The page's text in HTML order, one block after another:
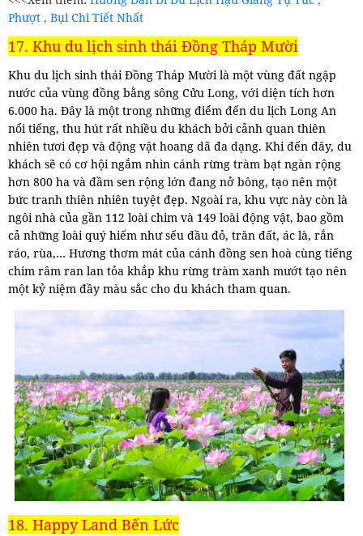
Phượt , Bụi Chi Tiết Nhất
17. Khu du lịch sinh thái Đồng Tháp Mười
Khu du lịch sinh thái Đồng Tháp Mười là một vùng đất ngập
nước của vùng đồng bằng sông Cửu Long, với diện tích hơn
6.000 ha. Đây là một trong những điểm đến du lịch Long An
nổi tiếng, thu hút rất nhiều du khách bởi cảnh quan thiên
nhiên tươi đẹp và động vật hoang dã đa dạng. Khi đến đây, du
khách sẽ có cơ hội ngắm nhìn cánh rừng tràm bạt ngàn rộng
hơn 800 ha và đầm sen rộng lớn đang nở bông, tạo nên một
bức tranh thiên nhiên tuyệt đẹp. Ngoài ra, khu vực này còn là
ngôi nhà của gần 112 loài chim và 149 loài động vật, bao gồm
cả những loài quý hiếm như sếu đầu đỏ, trăn đất, ác là, rắn
ráo, rùa,… Hương thơm mát của cánh đồng sen hoà cùng tiếng
chim râm ran lan tỏa khắp khu rừng tràm xanh mướt tạo nên
một kỷ niệm đầy màu sắc cho du khách tham quan.
18. Happy Land Bến Lức